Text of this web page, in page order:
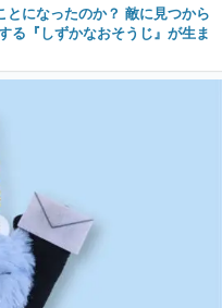
になったのか？ 敵に見つから
る『しずかなおそうじ』が生ま